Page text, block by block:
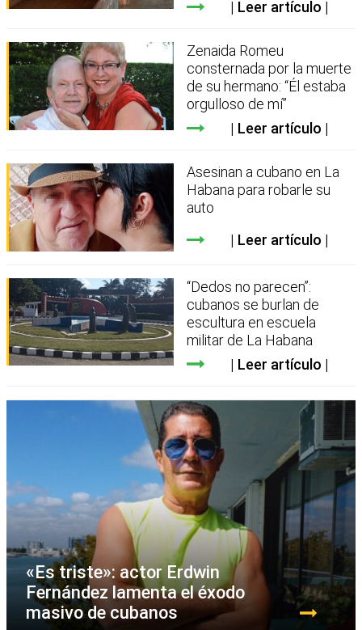
Leer artículo
Zenaida Romeu
consternada por la muerte
de su hermano: “Él estaba
orgulloso de mí”
Leer artículo
Asesinan a cubano en La
Habana para robarle su
auto
Leer artículo
“Dedos no parecen”:
cubanos se burlan de
escultura en escuela
militar de La Habana
Leer artículo
«Es triste»: actor Erdwin
Fernández lamenta el éxodo
masivo de cubanos